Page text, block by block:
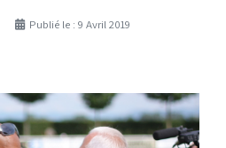
Publié le : 9 Avril 2019